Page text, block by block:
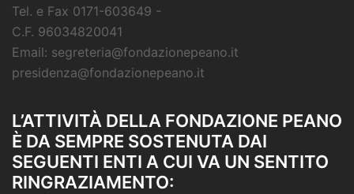
Tel. e Fax 0171-603649 -
C.F. 96034820041
Email: segreteria@fondazionepeano.it
presidenza@fondazionepeano.it
L’ATTIVITÀ DELLA FONDAZIONE PEANO
È DA SEMPRE SOSTENUTA DAI
SEGUENTI ENTI A CUI VA UN SENTITO
RINGRAZIAMENTO: